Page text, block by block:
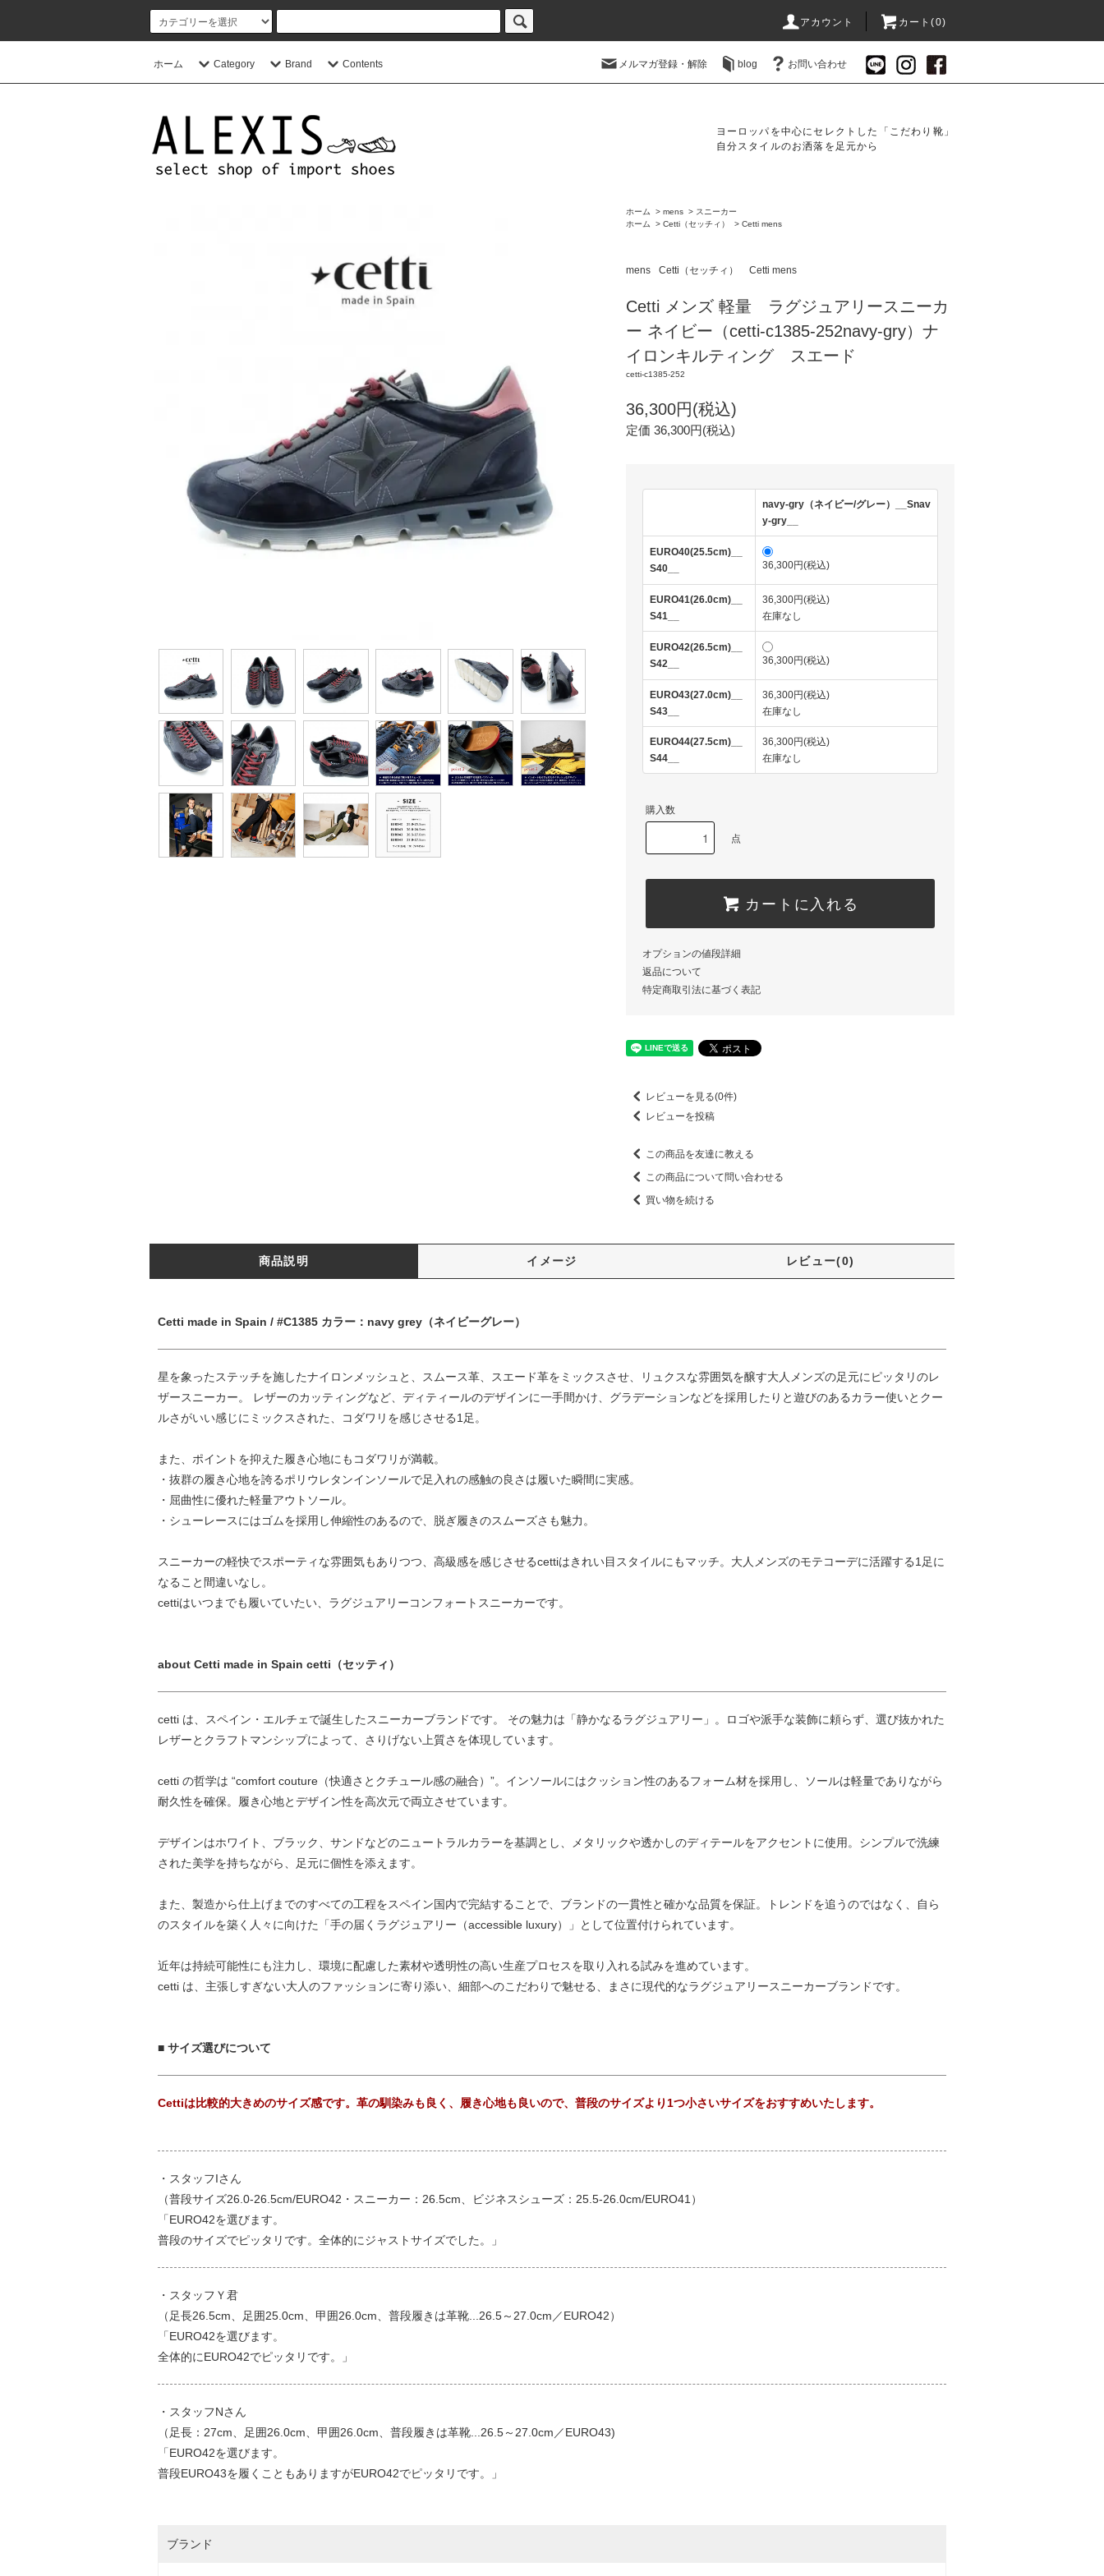
アカウント カート(0)
ホーム Category Brand Contents メルマガ登録・解除 blog お問い合わせ
ヨーロッパを中心にセレクトした「こだわり靴」
自分スタイルのお洒落を足元から
ホーム > mens > スニーカー
ホーム
> Cetti（セッチィ） > Cetti mens
mens Cetti（セッチィ） Cetti mens
Cetti メンズ 軽量 ラグジュアリースニーカ
ー ネイビー（cetti-c1385-252navy-gry）ナ
イロンキルティング スエード
cetti-c1385-252
36,300円(税込)
定価 36,300円(税込)
navy-gry（ネイビー/グレー）__Snav
y-gry__
EURO40(25.5cm)__
S40__
36,300円(税込)
EURO41(26.0cm)__
S41__
36,300円(税込)
在庫なし
EURO42(26.5cm)__
S42__
36,300円(税込)
EURO43(27.0cm)__
S43__
36,300円(税込)
在庫なし
EURO44(27.5cm)__
S44__
36,300円(税込)
在庫なし
購入数
点
カートに入れる
オプションの値段詳細
返品について
特定商取引法に基づく表記
レビューを見る(0件)
レビューを投稿
この商品を友達に教える
この商品について問い合わせる
買い物を続ける
商品説明 イメージ レビュー(0)
Cetti made in Spain / #C1385 カラー：navy grey（ネイビーグレー）
星を象ったステッチを施したナイロンメッシュと、スムース革、スエード革をミックスさせ、リュクスな雰囲気を醸す大人メンズの足元にピッタリのレ
ザースニーカー。 レザーのカッティングなど、ディティールのデザインに一手間かけ、グラデーションなどを採用したりと遊びのあるカラー使いとクー
ルさがいい感じにミックスされた、コダワリを感じさせる1足。
また、ポイントを抑えた履き心地にもコダワリが満載。
・抜群の履き心地を誇るポリウレタンインソールで足入れの感触の良さは履いた瞬間に実感。
・屈曲性に優れた軽量アウトソール。
・シューレースにはゴムを採用し伸縮性のあるので、脱ぎ履きのスムーズさも魅力。
スニーカーの軽快でスポーティな雰囲気もありつつ、高級感を感じさせるcettiはきれい目スタイルにもマッチ。大人メンズのモテコーデに活躍する1足に
なること間違いなし。
cettiはいつまでも履いていたい、ラグジュアリーコンフォートスニーカーです。
about Cetti made in Spain cetti（セッティ）
cetti は、スペイン・エルチェで誕生したスニーカーブランドです。 その魅力は「静かなるラグジュアリー」。ロゴや派手な装飾に頼らず、選び抜かれた
レザーとクラフトマンシップによって、さりげない上質さを体現しています。
cetti の哲学は “comfort couture（快適さとクチュール感の融合）”。インソールにはクッション性のあるフォーム材を採用し、ソールは軽量でありながら
耐久性を確保。履き心地とデザイン性を高次元で両立させています。
デザインはホワイト、ブラック、サンドなどのニュートラルカラーを基調とし、メタリックや透かしのディテールをアクセントに使用。シンプルで洗練
された美学を持ちながら、足元に個性を添えます。
また、製造から仕上げまでのすべての工程をスペイン国内で完結することで、ブランドの一貫性と確かな品質を保証。トレンドを追うのではなく、自ら
のスタイルを築く人々に向けた「手の届くラグジュアリー（accessible luxury）」として位置付けられています。
近年は持続可能性にも注力し、環境に配慮した素材や透明性の高い生産プロセスを取り入れる試みを進めています。
cetti は、主張しすぎない大人のファッションに寄り添い、細部へのこだわりで魅せる、まさに現代的なラグジュアリースニーカーブランドです。
■ サイズ選びについて
Cettiは比較的大きめのサイズ感です。革の馴染みも良く、履き心地も良いので、普段のサイズより1つ小さいサイズをおすすめいたします。
・スタッフIさん
（普段サイズ26.0-26.5cm/EURO42・スニーカー：26.5cm、ビジネスシューズ：25.5-26.0cm/EURO41）
「EURO42を選びます。
普段のサイズでピッタリです。全体的にジャストサイズでした。」
・スタッフＹ君
（足長26.5cm、足囲25.0cm、甲囲26.0cm、普段履きは革靴...26.5～27.0cm／EURO42）
「EURO42を選びます。
全体的にEURO42でピッタリです。」
・スタッフNさん
（足長：27cm、足囲26.0cm、甲囲26.0cm、普段履きは革靴...26.5～27.0cm／EURO43)
「EURO42を選びます。
普段EURO43を履くこともありますがEURO42でピッタリです。」
ブランド